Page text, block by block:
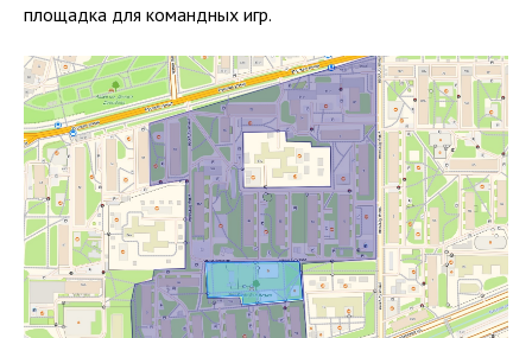
площадка для командных игр.